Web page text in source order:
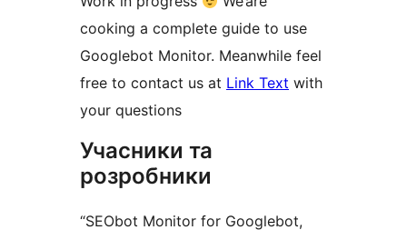
cooking a complete guide to use
Googlebot Monitor. Meanwhile feel
free to contact us at Link Text with
your questions
Учасники та
розробники
“SEObot Monitor for Googlebot,